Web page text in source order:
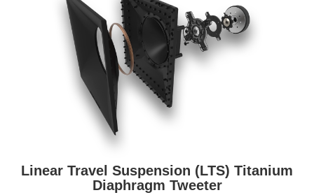
Linear Travel Suspension (LTS) Titanium
Diaphragm Tweeter